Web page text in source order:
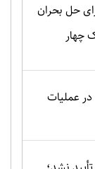
برای حل بحران
چهار
در عملیات